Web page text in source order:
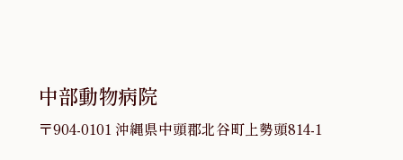
中部動物病院
〒904-0101 沖縄県中頭郡北谷町上勢頭814-1